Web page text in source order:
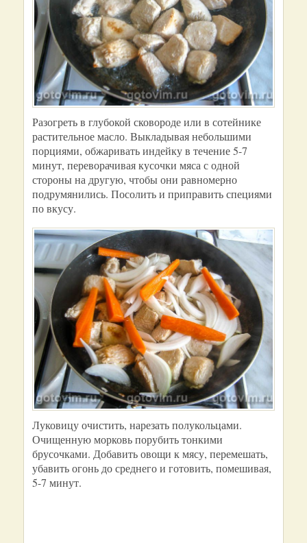
Разогреть в глубокой сковороде или в сотейнике
растительное масло. Выкладывая небольшими
порциями, обжаривать индейку в течение 5-7
минут, переворачивая кусочки мяса с одной
стороны на другую, чтобы они равномерно
подрумянились. Посолить и приправить специями
по вкусу.
Луковицу очистить, нарезать полукольцами.
Очищенную морковь порубить тонкими
брусочками. Добавить овощи к мясу, перемешать,
убавить огонь до среднего и готовить, помешивая,
5-7 минут.